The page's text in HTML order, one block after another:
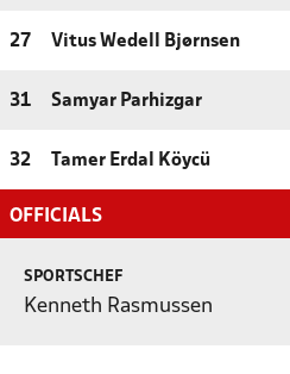
27 Vitus Wedell Bjørnsen
31 Samyar Parhizgar
32 Tamer Erdal Köycü
OFFICIALS
SPORTSCHEF
Kenneth Rasmussen